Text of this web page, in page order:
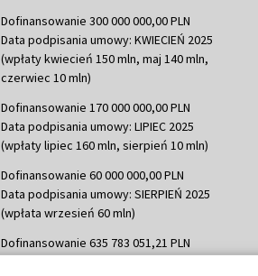
Dofinansowanie 300 000 000,00 PLN
Data podpisania umowy: KWIECIEŃ 2025
(wpłaty kwiecień 150 mln, maj 140 mln,
czerwiec 10 mln)
Dofinansowanie 170 000 000,00 PLN
Data podpisania umowy: LIPIEC 2025
(wpłaty lipiec 160 mln, sierpień 10 mln)
Dofinansowanie 60 000 000,00 PLN
Data podpisania umowy: SIERPIEŃ 2025
(wpłata wrzesień 60 mln)
Dofinansowanie 635 783 051,21 PLN